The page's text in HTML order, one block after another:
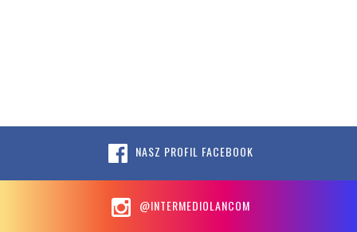
NASZ PROFIL FACEBOOK
@INTERMEDIOLANCOM